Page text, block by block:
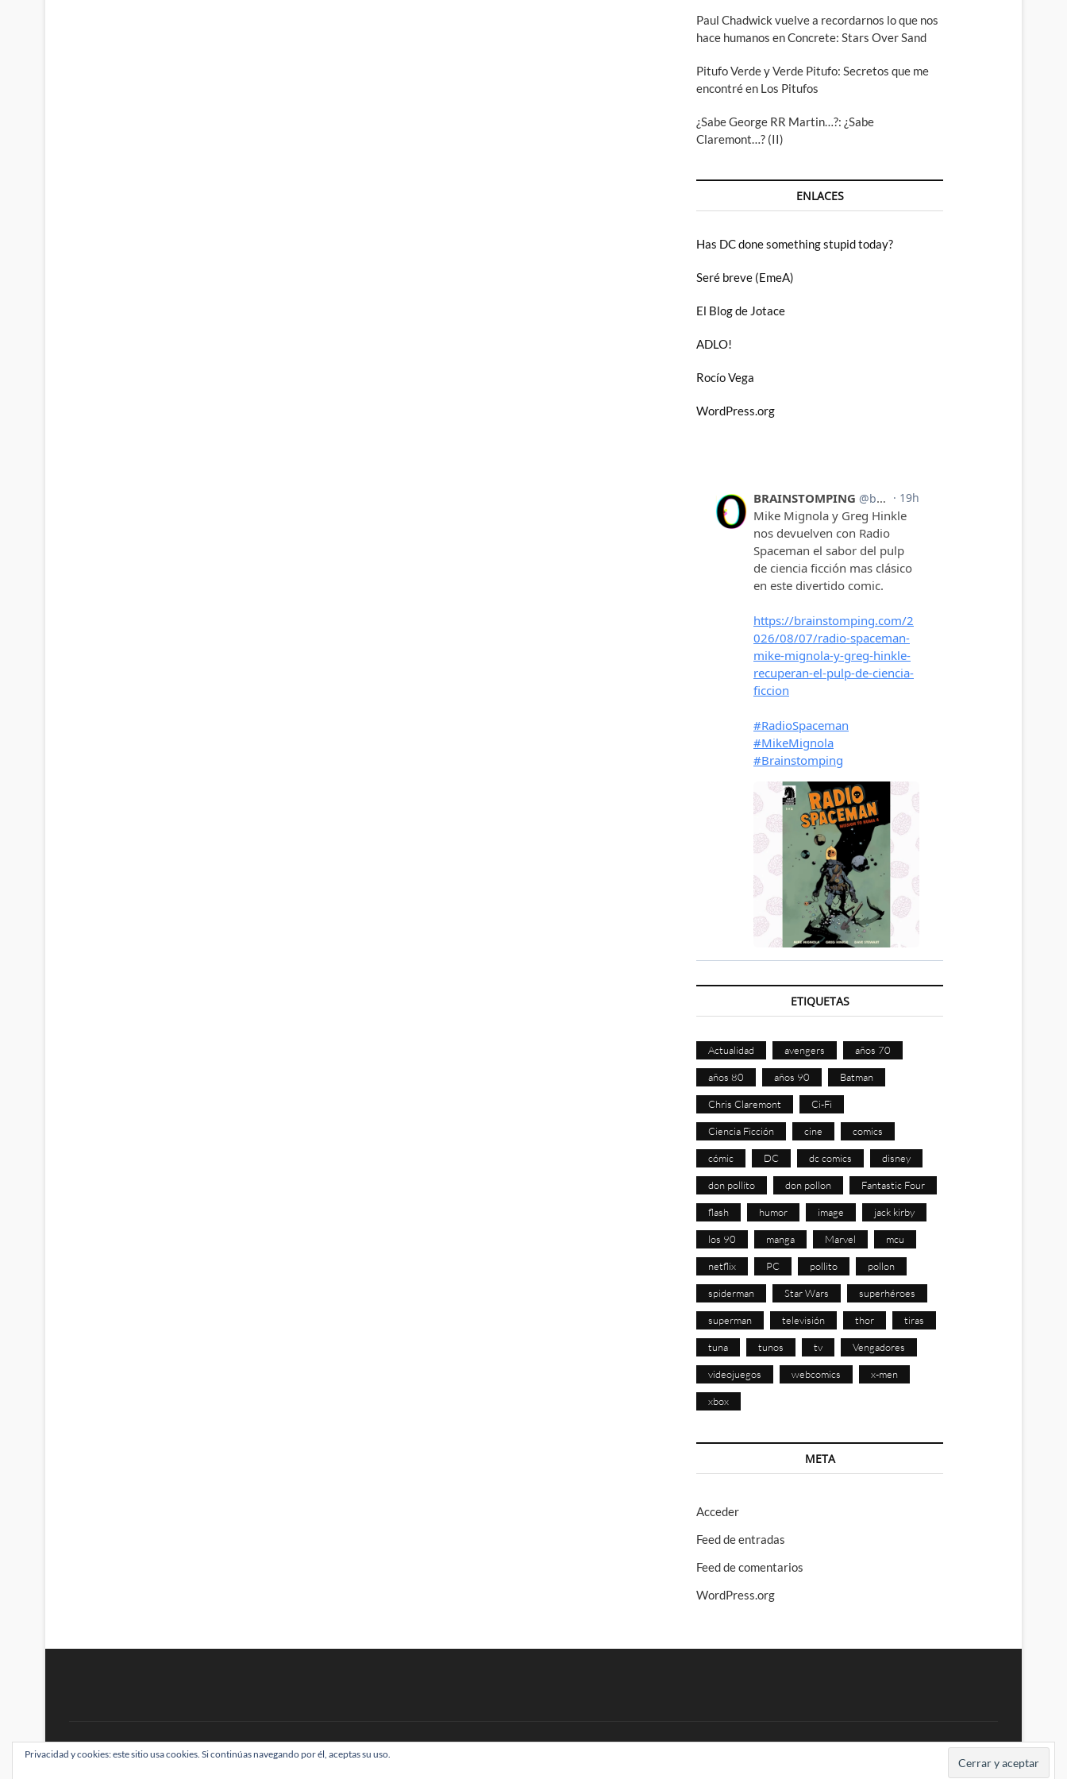
Paul Chadwick vuelve a recordarnos lo que nos
hace humanos en Concrete: Stars Over Sand
Pitufo Verde y Verde Pitufo: Secretos que me
encontré en Los Pitufos
¿Sabe George RR Martin…?: ¿Sabe
Claremont…? (II)
ENLACES
Has DC done something stupid today?
Seré breve (EmeA)
El Blog de Jotace
ADLO!
Rocío Vega
WordPress.org
ETIQUETAS
Actualidad avengers años 70
años 80 años 90 Batman
Chris Claremont Ci-Fi
Ciencia Ficción cine comics
cómic DC dc comics disney
don pollito don pollon Fantastic Four
flash humor image jack kirby
los 90 manga Marvel mcu
netflix PC pollito pollon
spiderman Star Wars superhéroes
superman televisión thor tiras
tuna tunos tv Vengadores
videojuegos webcomics x-men
xbox
META
Acceder
Feed de entradas
Feed de comentarios
WordPress.org
BRAINSTOMPING| Diseñado por:Theme Freesia|WordPress| © Todos los derechos reservados
Privacidad y cookies: este sitio usa cookies. Si continúas navegando por él, aceptas su uso.